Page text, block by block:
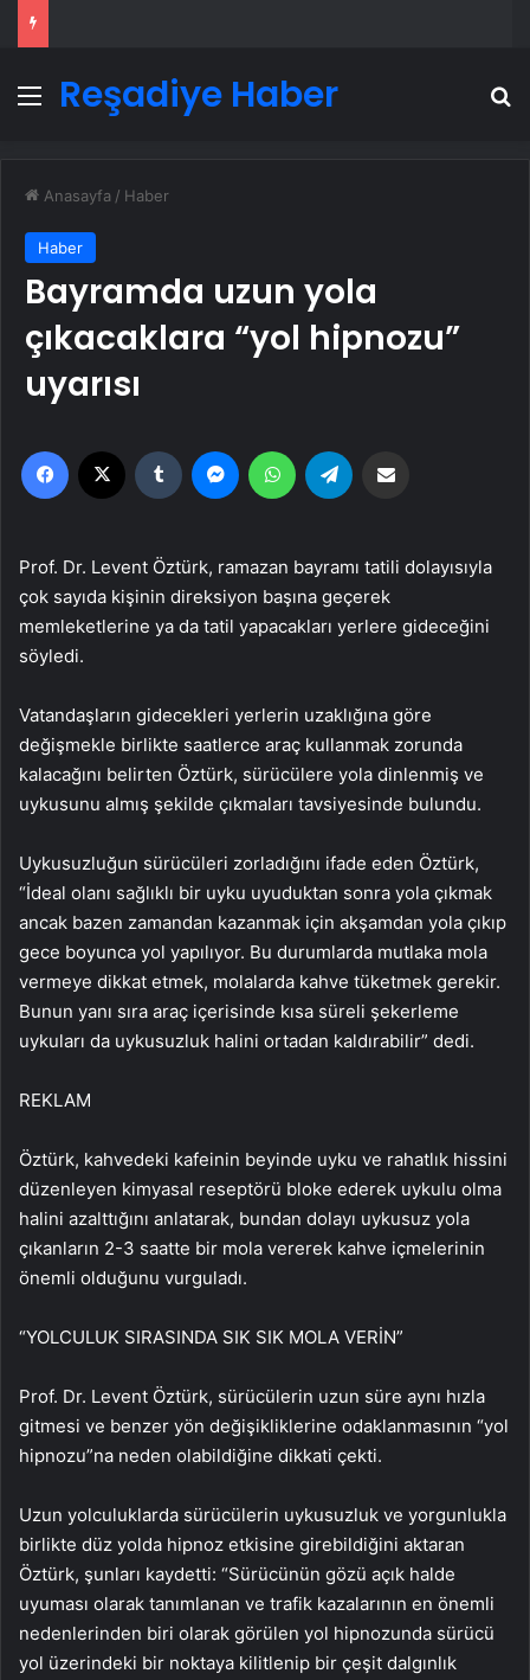
Menü
Reşadiye Haber
Anasayfa / Haber
Haber
Bayramda uzun yola
çıkacaklara “yol hipnozu”
uyarısı
Facebook Tumblr MessengerWhatsApp
Prof. Dr. Levent Öztürk, ramazan bayramı tatili dolayısıyla
çok sayıda kişinin direksiyon başına geçerek
memleketlerine ya da tatil yapacakları yerlere gideceğini
söyledi.
Vatandaşların gidecekleri yerlerin uzaklığına göre
değişmekle birlikte saatlerce araç kullanmak zorunda
kalacağını belirten Öztürk, sürücülere yola dinlenmiş ve
uykusunu almış şekilde çıkmaları tavsiyesinde bulundu.
Uykusuzluğun sürücüleri zorladığını ifade eden Öztürk,
“İdeal olanı sağlıklı bir uyku uyuduktan sonra yola çıkmak
ancak bazen zamandan kazanmak için akşamdan yola çıkıp
gece boyunca yol yapılıyor. Bu durumlarda mutlaka mola
vermeye dikkat etmek, molalarda kahve tüketmek gerekir.
Bunun yanı sıra araç içerisinde kısa süreli şekerleme
uykuları da uykusuzluk halini ortadan kaldırabilir” dedi.
REKLAM
Öztürk, kahvedeki kafeinin beyinde uyku ve rahatlık hissini
düzenleyen kimyasal reseptörü bloke ederek uykulu olma
halini azalttığını anlatarak, bundan dolayı uykusuz yola
çıkanların 2-3 saatte bir mola vererek kahve içmelerinin
önemli olduğunu vurguladı.
“YOLCULUK SIRASINDA SIK SIK MOLA VERİN”
Prof. Dr. Levent Öztürk, sürücülerin uzun süre aynı hızla
gitmesi ve benzer yön değişikliklerine odaklanmasının “yol
hipnozu”na neden olabildiğine dikkati çekti.
Uzun yolculuklarda sürücülerin uykusuzluk ve yorgunlukla
birlikte düz yolda hipnoz etkisine girebildiğini aktaran
Öztürk, şunları kaydetti: “Sürücünün gözü açık halde
uyuması olarak tanımlanan ve trafik kazalarının en önemli
nedenlerinden biri olarak görülen yol hipnozunda sürücü
yol üzerindeki bir noktaya kilitlenip bir çeşit dalgınlık